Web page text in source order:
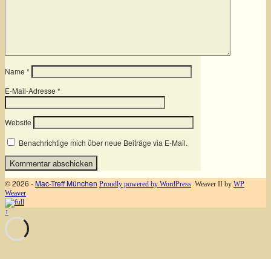
Name *
E-Mail-Adresse *
Website
Benachrichtige mich über neue Beiträge via E-Mail.
© 2026 -Mac-Treff München Proudly powered by WordPress Weaver II by WP
Weaver
↑